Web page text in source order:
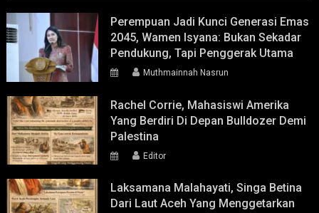
Perempuan Jadi Kunci Generasi Emas
2045, Wamen Isyana: Bukan Sekadar
Pendukung, Tapi Penggerak Utama
Muthmainnah Nasrun
Rachel Corrie, Mahasiswi Amerika
Yang Berdiri Di Depan Bulldozer Demi
Palestina
Editor
Laksamana Malahayati, Singa Betina
Dari Laut Aceh Yang Menggetarkan